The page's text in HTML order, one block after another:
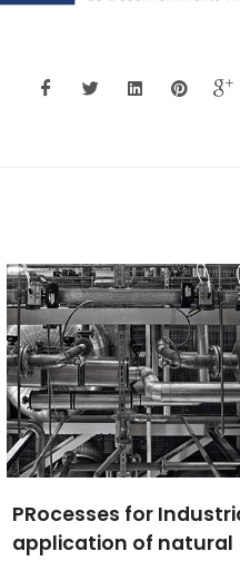
Chiplet cOOling
for Low-consumption